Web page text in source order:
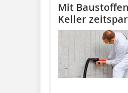
Mit
Keller